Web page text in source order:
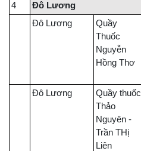
4
Đô Lương
Đô Lương
Quầy
Thuốc
Nguyễn
Hồng Thơ
Đô Lương
Quầy thuốc
Thảo
Nguyên -
Trần THị
Liên